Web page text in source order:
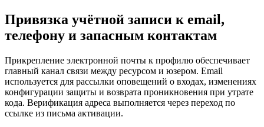
Привязка учётной записи к email,
телефону и запасным контактам
Прикрепление электронной почты к профилю обеспечивает
главный канал связи между ресурсом и юзером. Email
используется для рассылки оповещений о входах, изменениях
конфигурации защиты и возврата проникновения при утрате
кода. Верификация адреса выполняется через переход по
ссылке из письма активации.